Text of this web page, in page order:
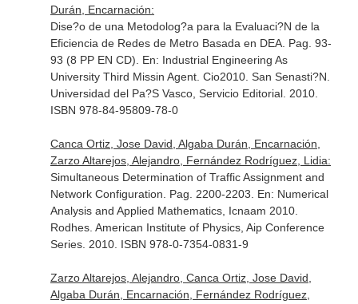
Durán, Encarnación:
Dise?o de una Metodolog?a para la Evaluaci?N de la
Eficiencia de Redes de Metro Basada en DEA. Pag. 93-
93 (8 PP EN CD). En: Industrial Engineering As
University Third Missin Agent. Cio2010. San Senasti?N.
Universidad del Pa?S Vasco, Servicio Editorial. 2010.
ISBN 978-84-95809-78-0
Canca Ortiz, Jose David, Algaba Durán, Encarnación,
Zarzo Altarejos, Alejandro, Fernández Rodríguez, Lidia:
Simultaneous Determination of Traffic Assignment and
Network Configuration. Pag. 2200-2203. En: Numerical
Analysis and Applied Mathematics, Icnaam 2010.
Rodhes. American Institute of Physics, Aip Conference
Series. 2010. ISBN 978-0-7354-0831-9
Zarzo Altarejos, Alejandro, Canca Ortiz, Jose David,
Algaba Durán, Encarnación, Fernández Rodríguez,